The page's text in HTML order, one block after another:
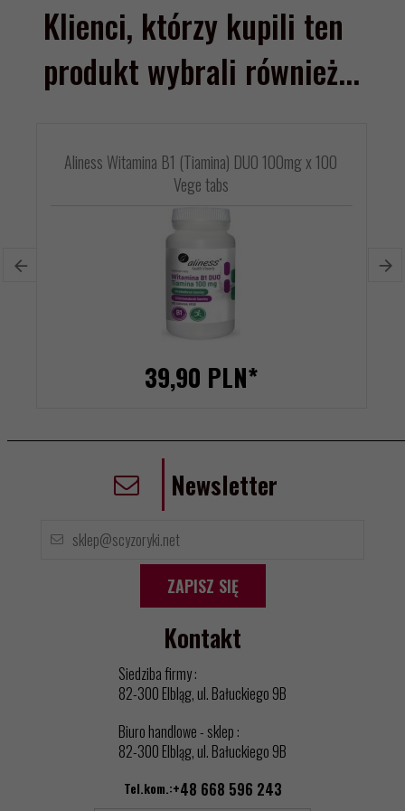
Klienci, którzy kupili ten
produkt wybrali również...
Aliness Witamina B1 (Tiamina) DUO 100mg x 100
Vege tabs
39,90 PLN*
Newsletter
ZAPISZ SIĘ
Kontakt
Siedziba firmy :
82-300 Elbląg, ul. Bałuckiego 9B
Biuro handlowe - sklep :
82-300 Elbląg, ul. Bałuckiego 9B
Tel.kom.:+48 668 596 243